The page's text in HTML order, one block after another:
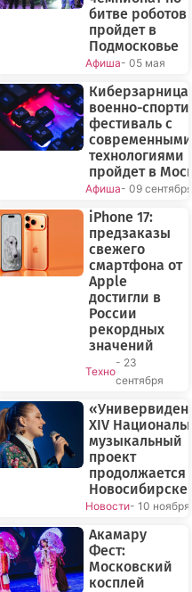
битве роботов
пройдет в
Подмосковье
Афиша- 05 мая
военно-
фестиваль с
современными
технологиями
пройдет в
Афиша- 09 сентября
iPhone 17:
предзаказы
свежего
смартфона от
Apple
достигли в
России
рекордных
значений
Техно
- 23
сентября
XIV
музыкальный
проект
продолжается
Новосибирске
Новости- 10 ноября
Акамару
Фест:
Московский
косплей